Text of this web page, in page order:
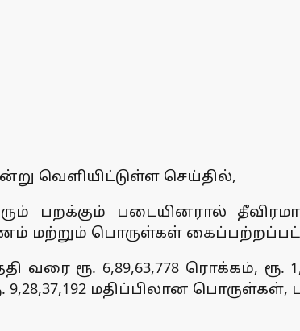
வெளியிட்டுள்ள செய்தில்,
வரும் பறக்கும் படையினரால்
மற்றும் பொருள்கள்
வரை ரூ. 6,89,63,778 ரொக்கம், ரூ.
மதிப்பிலான